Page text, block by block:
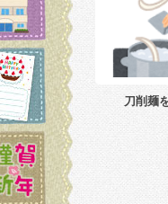
刀削麺